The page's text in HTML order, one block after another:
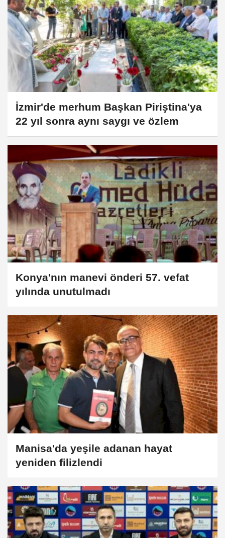
İzmir'de merhum Başkan Piriştina'ya
22 yıl sonra aynı saygı ve özlem
Konya'nın manevi önderi 57. vefat
yılında unutulmadı
Manisa'da yeşile adanan hayat
yeniden filizlendi